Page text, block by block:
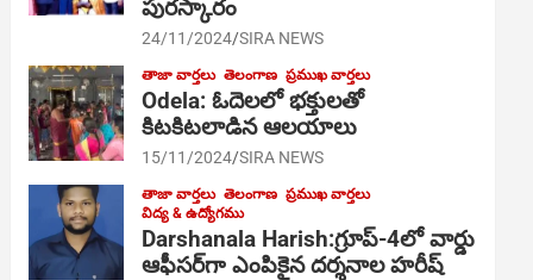
పురస్కారం
24/11/2024 SIRA NEWS
తాజా వార్తలు తెలంగాణ ప్రముఖ వార్తలు
Odela: ఓదెల‌లో భక్తులతో
కిటకిటలాడిన ఆల‌యాలు
15/11/2024 SIRA NEWS
తాజా వార్తలు తెలంగాణ ప్రముఖ వార్తలు
విద్య & ఉద్యోగము
Darshanala Harish:గ్రూప్-4లో వార్డు
ఆఫీసర్‌గా ఎంపికైన దర్శనాల హరీష్